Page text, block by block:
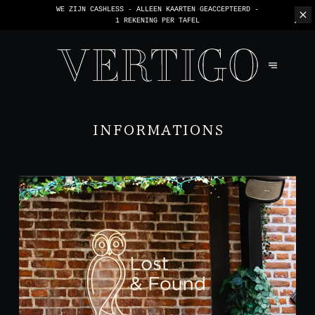
WE ZIJN CASHLESS - ALLEEN KAARTEN GEACCEPTEERD -
1 REKENING PER TAFEL
INFORMATIONS